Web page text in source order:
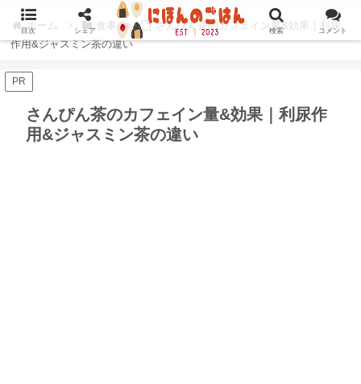
ホーム 食事
さんぴん茶のカフェイン量&効果｜利尿
作用&ジャスミン茶の違い
PR
さんぴん茶のカフェイン量&効果｜利尿作
用&ジャスミン茶の違い
目次 シェア 検索 コメント